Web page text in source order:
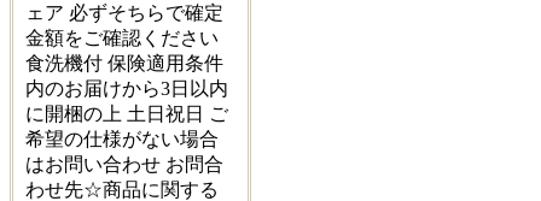
ェア 必ずそちらで確定
金額をご確認ください
食洗機付 保険適用条件
内のお届けから3日以内
に開梱の上 土日祝日 ご
希望の仕様がない場合
はお問い合わせ お問合
わせ先☆商品に関する